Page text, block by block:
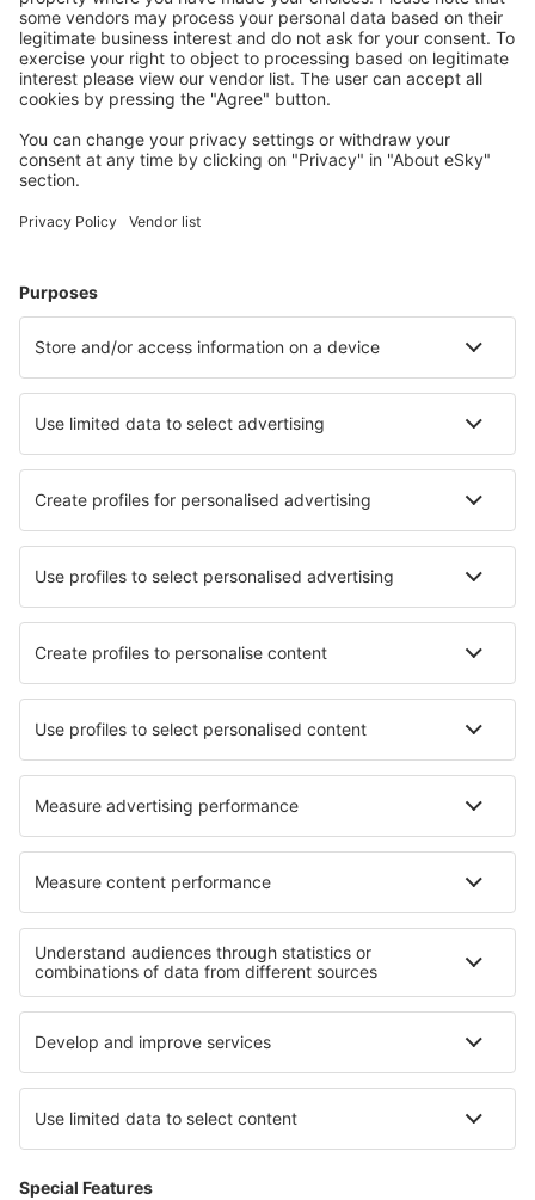
conectați.
Cazarea preferată
Alege din peste 1,3 mil. de opţiuni: hoteluri, cabane,
Cele mai căutate cazări de către utilizatorii eSky
Cazare în Frejus
Cazare în Paris Cazare în Nisa Cazare în Cannes
Cazare în Toulon Cazare în Val Thorens
Cazare în Boulogne-sur-Mer Cazare în Carnac
Cele mai bune locuri de cazare - orașe
Cazare în Vicenza Cazare în Perledo
Cazare în Volodymyr-Volynsʼkyy Cazare în Drakino
Cazare în Avlémonas Cazare Paleloni
Cele mai bune locuri de cazare - regiuni
Cazare în Alsacia Cazare în Provence
Cazare în Meribel-les-Allues Cazare în Bretania
Cazare in Alpii Francezi
Cazare in Abu Dhabi Cazare în Honduras